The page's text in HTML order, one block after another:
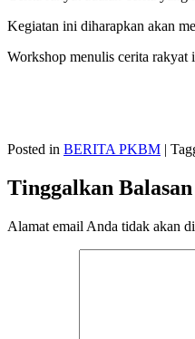
Kegiatan ini diharapkan akan
Workshop menulis cerita
Posted in BERITA PKBM |
Tinggalkan Balasan
Alamat email Anda tidak akan